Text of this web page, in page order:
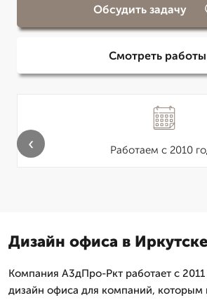
Обсудить задачу
Смотреть работы
Работаем с 2010
‹
Дизайн офиса в Иркутске
Компания А3дПро-Ркт работает с 2011
дизайн офиса для компаний, которым